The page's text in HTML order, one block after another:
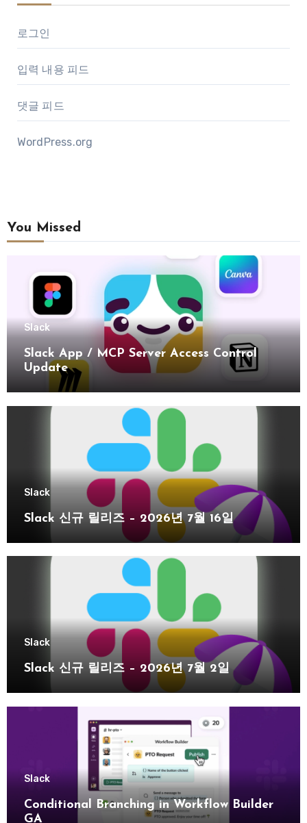
로그인
입력 내용 피드
댓글 피드
WordPress.org
You Missed
Slack
Slack App / MCP Server Access Control
Update
Slack
Slack 신규 릴리즈 – 2026년 7월 16일
Slack
Slack 신규 릴리즈 – 2026년 7월 2일
Slack
Conditional Branching in Workflow Builder
GA